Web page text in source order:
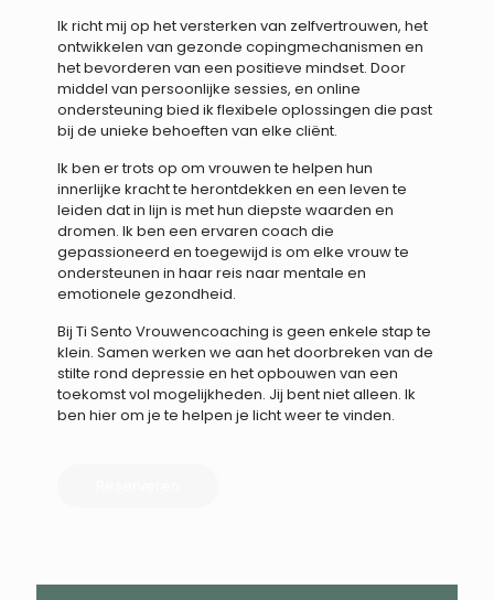
Ik richt mij op het versterken van zelfvertrouwen, het
ontwikkelen van gezonde copingmechanismen en
het bevorderen van een positieve mindset. Door
middel van persoonlijke sessies, en online
ondersteuning bied ik flexibele oplossingen die past
bij de unieke behoeften van elke cliënt.
Ik ben er trots op om vrouwen te helpen hun
innerlijke kracht te herontdekken en een leven te
leiden dat in lijn is met hun diepste waarden en
dromen. Ik ben een ervaren coach die
gepassioneerd en toegewijd is om elke vrouw te
ondersteunen in haar reis naar mentale en
emotionele gezondheid.
Bij Ti Sento Vrouwencoaching is geen enkele stap te
klein. Samen werken we aan het doorbreken van de
stilte rond depressie en het opbouwen van een
toekomst vol mogelijkheden. Jij bent niet alleen. Ik
ben hier om je te helpen je licht weer te vinden.